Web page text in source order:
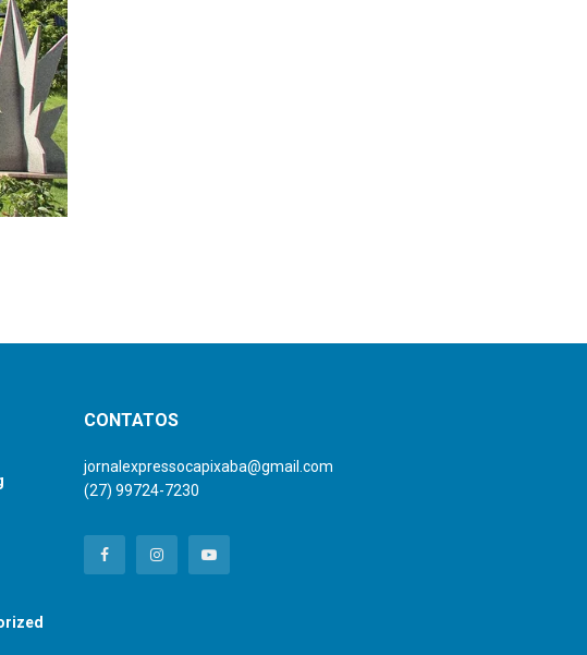
CONTATOS
jornalexpressocapixaba@gmail.com
(27) 99724-7230